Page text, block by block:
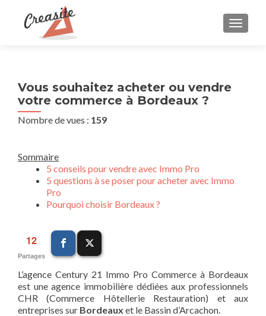
Vous souhaitez acheter ou vendre
votre commerce à Bordeaux ?
Nombre de vues : 159
Sommaire
5 conseils pour vendre avec Immo Pro
5 questions à se poser pour acheter avec Immo
Pro
Pourquoi choisir Bordeaux ?
12
Partages
L’agence Century 21 Immo Pro Commerce à Bordeaux
est une agence immobilière dédiées aux professionnels
CHR (Commerce Hôtellerie Restauration) et aux
entreprises sur Bordeaux et le Bassin d’Arcachon.